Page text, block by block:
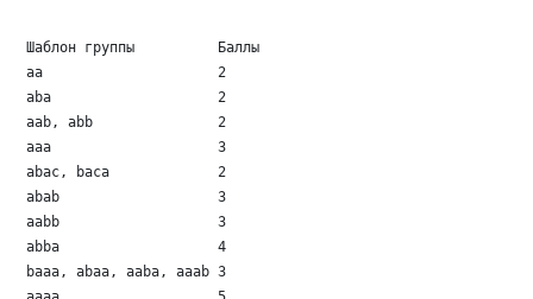
Шаблон группы          Баллы
aa                     2
aba                    2
aab, abb               2
aaa                    3
abac, baca             2
abab                   3
aabb                   3
abba                   4
baaa, abaa, aaba, aaab 3